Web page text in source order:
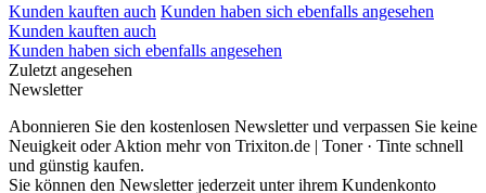
Kunden kauften auch Kunden haben sich ebenfalls angesehen
Kunden kauften auch
Kunden haben sich ebenfalls angesehen
Zuletzt angesehen
Newsletter
Abonnieren Sie den kostenlosen Newsletter und verpassen Sie keine
Neuigkeit oder Aktion mehr von Trixiton.de | Toner · Tinte schnell
und günstig kaufen.
Sie können den Newsletter jederzeit unter ihrem Kundenkonto